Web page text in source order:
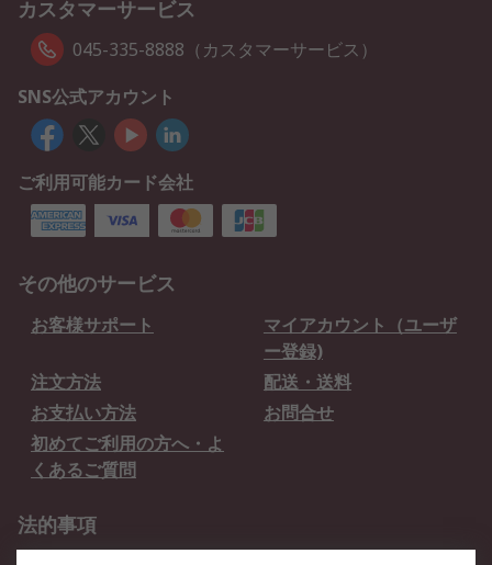
カスタマーサービス
045-335-8888（カスタマーサービス）
SNS公式アカウント
ご利用可能カード会社
その他のサービス
お客様サポート
マイアカウント（ユーザ
ー登録)
注文方法
配送・送料
お支払い方法
お問合せ
初めてご利用の方へ・よ
くあるご質問
法的事項